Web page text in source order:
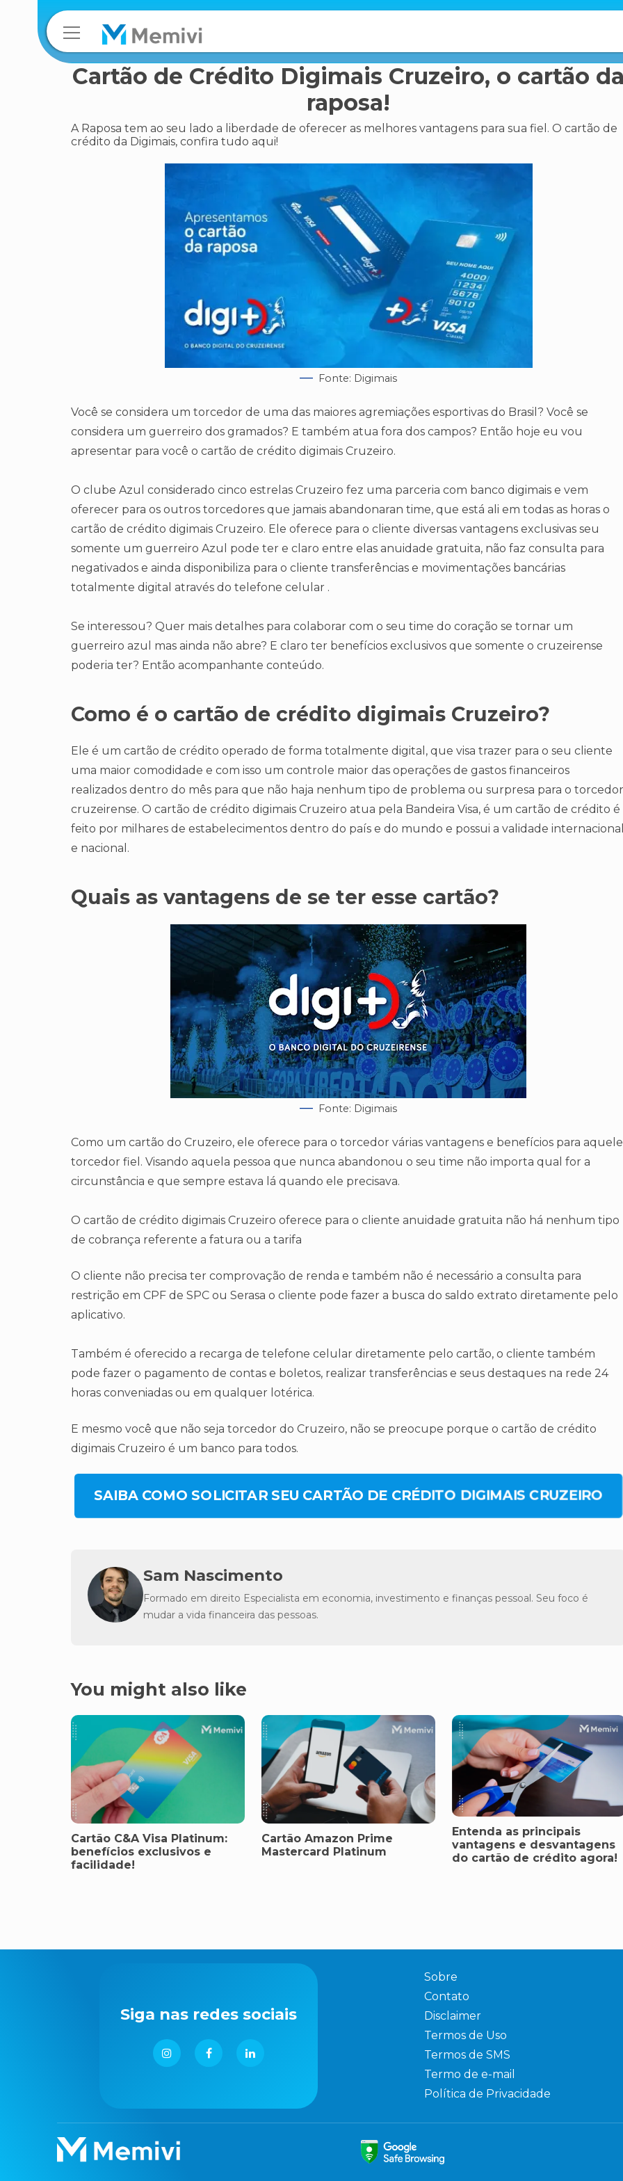
Cartão de Crédito Digimais Cruzeiro, o cartão
raposa!
A Raposa tem ao seu lado a liberdade de oferecer as melhores vantagens para sua fiel. O cartão de
crédito da Digimais, confira tudo aqui!
Fonte: Digimais
Você se considera um torcedor de uma das maiores agremiações esportivas do Brasil? Você se
considera um guerreiro dos gramados? E também atua fora dos campos? Então hoje eu vou
apresentar para você o cartão de crédito digimais Cruzeiro.
O clube Azul considerado cinco estrelas Cruzeiro fez uma parceria com banco digimais e vem
oferecer para os outros torcedores que jamais abandonaran time, que está ali em todas as horas o
cartão de crédito digimais Cruzeiro. Ele oferece para o cliente diversas vantagens exclusivas seu
somente um guerreiro Azul pode ter e claro entre elas anuidade gratuita, não faz consulta para
negativados e ainda disponibiliza para o cliente transferências e movimentações bancárias
totalmente digital através do telefone celular .
Se interessou? Quer mais detalhes para colaborar com o seu time do coração se tornar um
guerreiro azul mas ainda não abre? E claro ter benefícios exclusivos que somente o cruzeirense
poderia ter? Então acompanhante conteúdo.
Como é o cartão de crédito digimais Cruzeiro?
Ele é um cartão de crédito operado de forma totalmente digital, que visa trazer para o seu cliente
uma maior comodidade e com isso um controle maior das operações de gastos financeiros
realizados dentro do mês para que não haja nenhum tipo de problema ou surpresa para o torcedor
cruzeirense. O cartão de crédito digimais Cruzeiro atua pela Bandeira Visa, é um cartão de crédito é
feito por milhares de estabelecimentos dentro do país e do mundo e possui a validade
e nacional.
Quais as vantagens de se ter esse cartão?
Fonte: Digimais
Como um cartão do Cruzeiro, ele oferece para o torcedor várias vantagens e benefícios para aquele
torcedor fiel. Visando aquela pessoa que nunca abandonou o seu time não importa qual for a
circunstância e que sempre estava lá quando ele precisava.
O cartão de crédito digimais Cruzeiro oferece para o cliente anuidade gratuita não há nenhum tipo
de cobrança referente a fatura ou a tarifa
O cliente não precisa ter comprovação de renda e também não é necessário a consulta para
restrição em CPF de SPC ou Serasa o cliente pode fazer a busca do saldo extrato diretamente pelo
aplicativo.
Também é oferecido a recarga de telefone celular diretamente pelo cartão, o cliente também
pode fazer o pagamento de contas e boletos, realizar transferências e seus destaques na rede 24
horas conveniadas ou em qualquer lotérica.
E mesmo você que não seja torcedor do Cruzeiro, não se preocupe porque o cartão de crédito
digimais Cruzeiro é um banco para todos.
SAIBA COMO SOLICITAR SEU CARTÃO DE CRÉDITO DIGIMAIS CRUZEIRO
Sam Nascimento
Formado em direito Especialista em economia, investimento e finanças pessoal. Seu foco é
mudar a vida financeira das pessoas.
You might also like
Cartão C&A Visa Platinum:
benefícios exclusivos e
facilidade!
Cartão Amazon Prime
Mastercard Platinum
Entenda as principais
vantagens e desvantagens
do cartão de crédito agora!
Siga nas redes sociais
Sobre
Contato
Disclaimer
Termos de Uso
Termos de SMS
Termo de e-mail
Política de Privacidade